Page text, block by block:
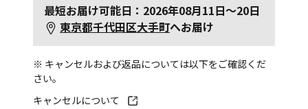
最短お届け可能日：2026年08月11日～20日
東京都千代田区大手町へお届け
※ キャンセルおよび返品については以下をご確認くだ
さい。
キャンセルについて